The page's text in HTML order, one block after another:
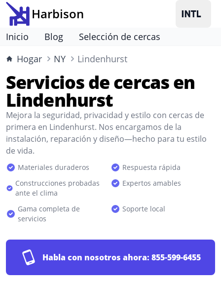
Harbison
Inicio Blog
Selección de cercas
Hogar
NY Lindenhurst
Servicios de cercas en
Lindenhurst
Mejora la seguridad, privacidad y estilo con cercas de
primera en Lindenhurst. Nos encargamos de la
instalación, reparación y diseño—hecho para tu estilo
de vida.
Materiales duraderos
Respuesta rápida
Construcciones probadas
ante el clima
Expertos amables
Gama completa de
servicios
Soporte local
Habla con nosotros ahora: 855-599-6455